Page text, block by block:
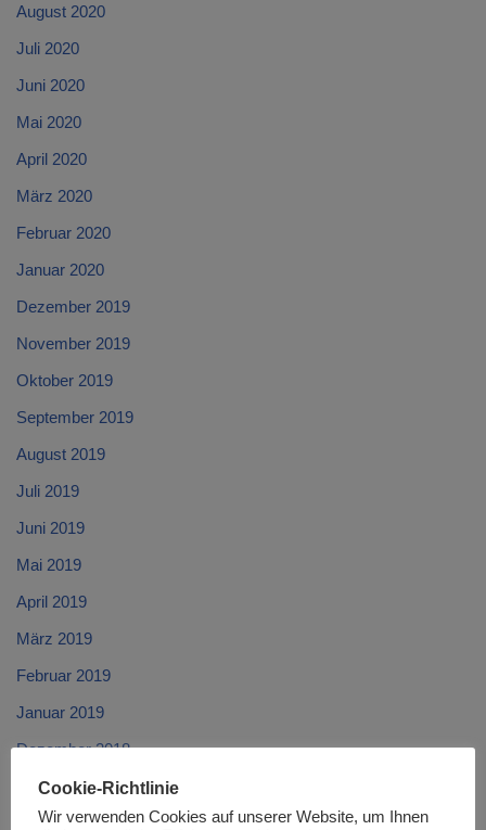
August 2020
Juli 2020
Juni 2020
Mai 2020
April 2020
März 2020
Februar 2020
Januar 2020
Dezember 2019
November 2019
Oktober 2019
September 2019
August 2019
Juli 2019
Juni 2019
Mai 2019
April 2019
März 2019
Februar 2019
Januar 2019
Dezember 2018
November 2018
Oktober 2018
Cookie-Richtlinie
Wir verwenden Cookies auf unserer Website, um Ihnen